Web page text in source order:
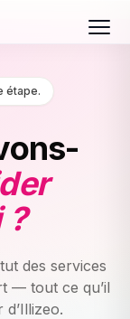
étape.
?
des services
— tout ce qu’il